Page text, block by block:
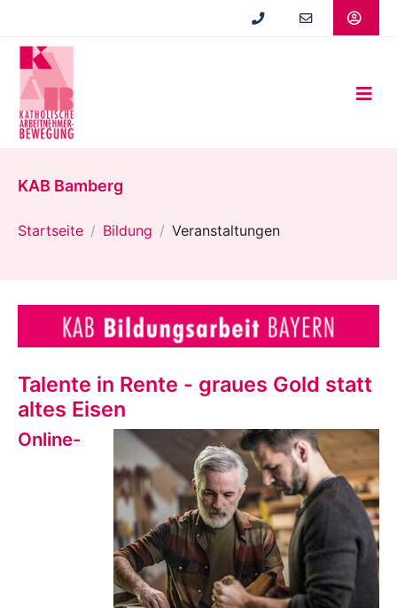
springen
KAB Bamberg
Startseite Bildung Veranstaltungen
Talente in Rente - graues Gold statt
altes Eisen
Online-